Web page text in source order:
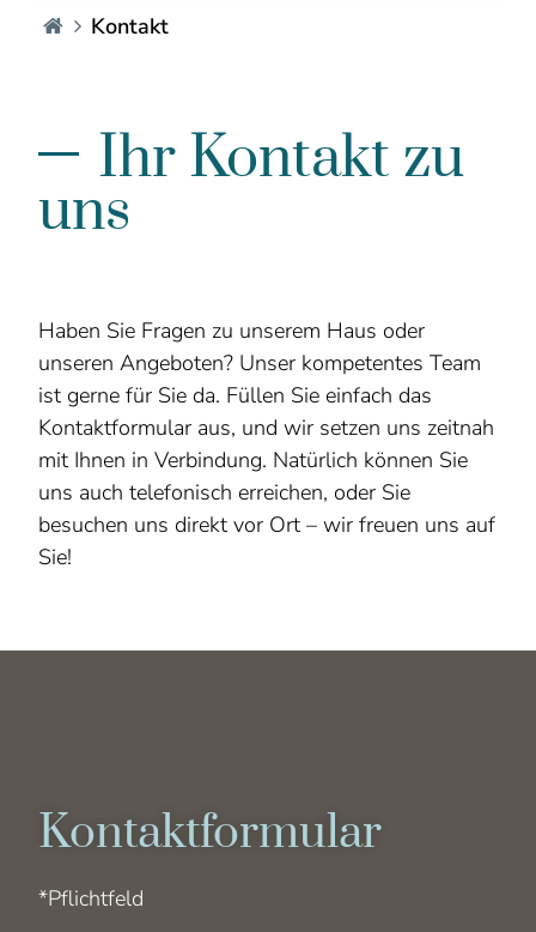
Hotel Seelust - DE
Kontakt
Ihr Kontakt zu
uns
Haben Sie Fragen zu unserem Haus oder
unseren Angeboten? Unser kompetentes Team
ist gerne für Sie da. Füllen Sie einfach das
Kontaktformular aus, und wir setzen uns zeitnah
mit Ihnen in Verbindung. Natürlich können Sie
uns auch telefonisch erreichen, oder Sie
besuchen uns direkt vor Ort – wir freuen uns auf
Sie!
Kontaktformular
*Pflichtfeld